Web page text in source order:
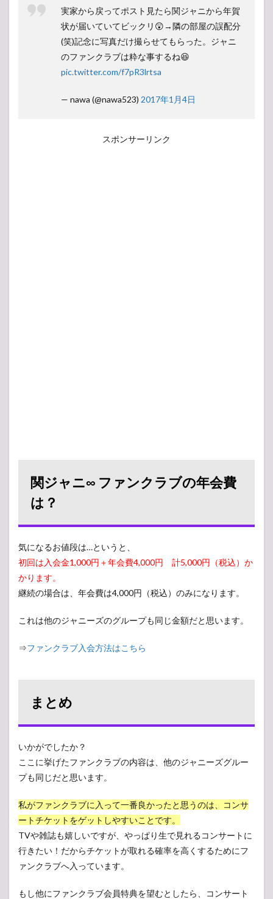
実家から戻ってポスト見たら関ジャニから年賀
状が届いていてビックリ😲→隣の部屋の誤配分
(笑)記念に写真だけ撮らせてもらった。ジャニ
のファンクラブは粋な事するね😆
pic.twitter.com/f7pR3lrtsa
— nawa (@nawa523) 2017年1月4日
スポンサーリンク
関ジャニ∞ ファンクラブの年会費
は？
気になるお値段は…というと、
初回は入会金1,000円＋年会費4,000円 計5,000円（税込）か
かります。
継続の場合は、年会費は4,000円（税込）のみになります。
これは他のジャニーズのグループも同じ金額だと思います。
⇒ファンクラブ入会方法はこちら
まとめ
いかがでしたか？
ここに挙げたファンクラブの内容は、他のジャニーズグルー
プも同じだと思います。
私がファンクラブに入って一番良かったと思うのは、コンサ
ートチケットをゲットしやすいことです。
TVや雑誌も嬉しいですが、やっぱり生で見れるコンサートに
行きたい！だからチケットが取れる確率を高くするためにフ
ァンクラブへ入っています。
もし他にファンクラブ会員特典を望むとしたら、コンサート